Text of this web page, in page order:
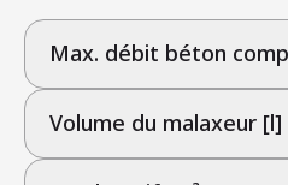
Max. débit béton
Volume du malaxeur [l]